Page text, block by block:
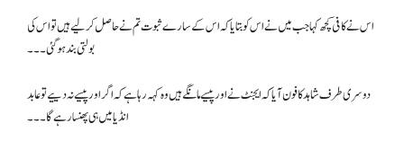
اس نے کافی کچھ کہا جب میں نے اس کو بتایا کہ اس کے سارے ثبوت تم نے حاصل کر لیے ہیں تو اس کی
بولتی بند ہو گئی۔۔۔
دوسری طرف شاہد کا فون آیا کہ ایجنٹ نے اور پیسے مانگے ہیں وہ کہہ رہا ہے کہ اگر اور پیسے نہ دییے تو عابد
انڈیا میں ہی پھنسا رہے گا۔۔۔